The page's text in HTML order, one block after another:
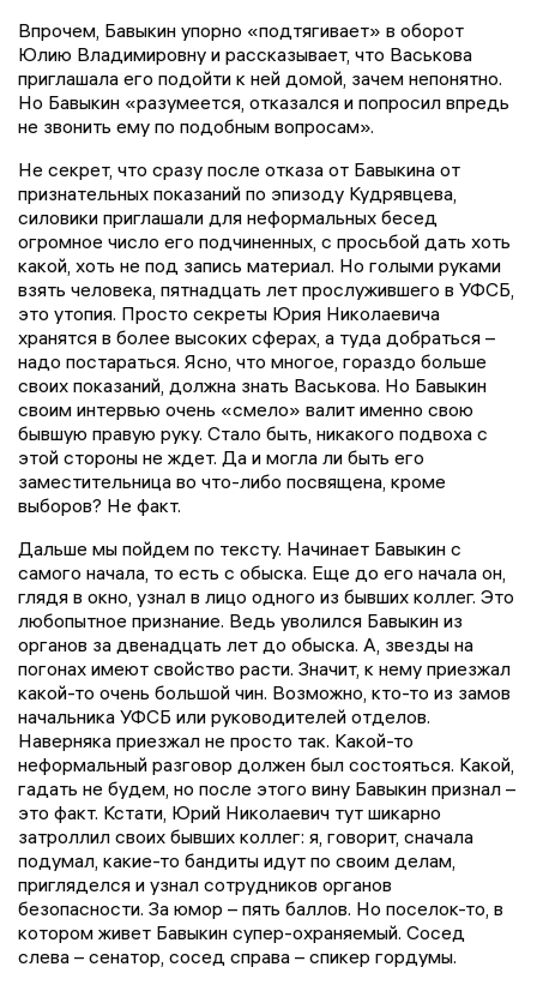
Впрочем, Бавыкин упорно «подтягивает» в оборот
Юлию Владимировну и рассказывает, что Васькова
приглашала его подойти к ней домой, зачем непонятно.
Но Бавыкин «разумеется, отказался и попросил впредь
не звонить ему по подобным вопросам».
Не секрет, что сразу после отказа от Бавыкина от
признательных показаний по эпизоду Кудрявцева,
силовики приглашали для неформальных бесед
огромное число его подчиненных, с просьбой дать хоть
какой, хоть не под запись материал. Но голыми руками
взять человека, пятнадцать лет прослужившего в УФСБ,
это утопия. Просто секреты Юрия Николаевича
хранятся в более высоких сферах, а туда добраться –
надо постараться. Ясно, что многое, гораздо больше
своих показаний, должна знать Васькова. Но Бавыкин
своим интервью очень «смело» валит именно свою
бывшую правую руку. Стало быть, никакого подвоха с
этой стороны не ждет. Да и могла ли быть его
заместительница во что-либо посвящена, кроме
выборов? Не факт.
Дальше мы пойдем по тексту. Начинает Бавыкин с
самого начала, то есть с обыска. Еще до его начала он,
глядя в окно, узнал в лицо одного из бывших коллег. Это
любопытное признание. Ведь уволился Бавыкин из
органов за двенадцать лет до обыска. А, звезды на
погонах имеют свойство расти. Значит, к нему приезжал
какой-то очень большой чин. Возможно, кто-то из замов
начальника УФСБ или руководителей отделов.
Наверняка приезжал не просто так. Какой-то
неформальный разговор должен был состояться. Какой,
гадать не будем, но после этого вину Бавыкин признал –
это факт. Кстати, Юрий Николаевич тут шикарно
затроллил своих бывших коллег: я, говорит, сначала
подумал, какие-то бандиты идут по своим делам,
пригляделся и узнал сотрудников органов
безопасности. За юмор – пять баллов. Но поселок-то, в
котором живет Бавыкин супер-охраняемый. Сосед
слева – сенатор, сосед справа – спикер гордумы.